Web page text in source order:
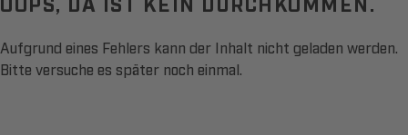
Aufgrund eines Fehlers kann der Inhalt nicht geladen werden.
Bitte versuche es später noch einmal.